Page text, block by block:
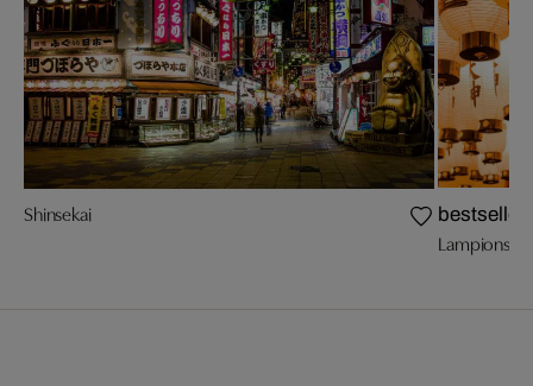
Shinsekai bestseller
Lampions,